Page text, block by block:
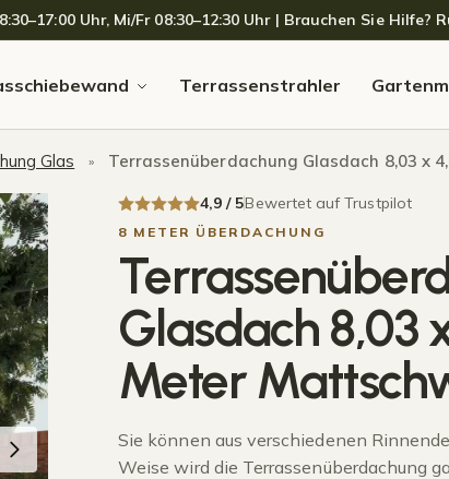
Uhr, Mi/Fr 08:30–12:30 Uhr | Brauchen Sie Hilfe?
Terrassenstrahler
Glas » Terrassenüberdachung Glasdach 8,03 x
4,9 / 5Bewertet auf Trustpilot
8 METER ÜBERDACHUNG
Glasdach 8,03
Meter
Sie können aus verschiedenen
Weise wird die Terrassenüberdachung